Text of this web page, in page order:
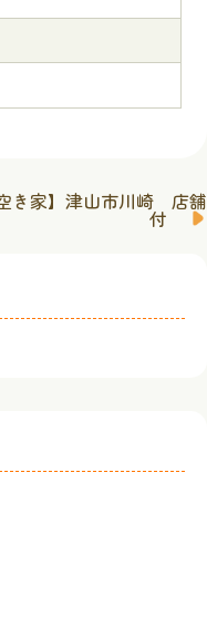
空き家】津山市川崎 店舗
付